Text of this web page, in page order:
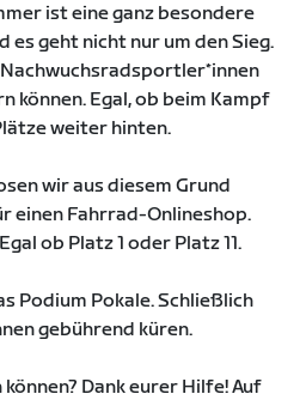
ist eine ganz besondere
es geht nicht nur um den Sieg.
können. Egal, ob beim Kampf
weiter hinten.
wir aus diesem Grund
einen Fahrrad-Onlineshop.
ob Platz 1 oder Platz 11.
Podium Pokale. Schließlich
gebührend küren.
Dank eurer Hilfe! Auf